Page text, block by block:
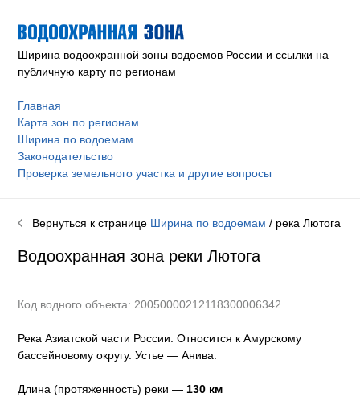
Ширина водоохранной зоны водоемов России и ссылки на
публичную карту по регионам
Главная
Карта зон по регионам
Ширина по водоемам
Законодательство
Проверка земельного участка и другие вопросы
Вернуться к странице Ширина по водоемам / река Лютога
Водоохранная зона реки Лютога
Код водного объекта: 20050000212118300006342
Река Азиатской части России. Относится к Амурскому
бассейновому округу.Устье — Анива.
Длина (протяженность) реки — 130 км